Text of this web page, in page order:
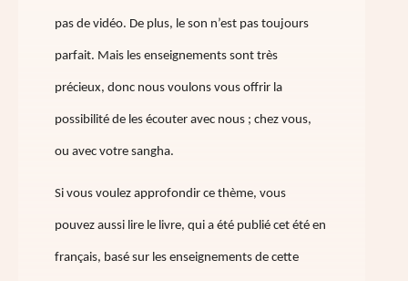
pas de vidéo. De plus, le son n’est pas toujours
parfait. Mais les enseignements sont très
précieux, donc nous voulons vous offrir la
possibilité de les écouter avec nous ; chez vous,
ou avec votre sangha.
Si vous voulez approfondir ce thème, vous
pouvez aussi lire le livre, qui a été publié cet été en
français, basé sur les enseignements de cette